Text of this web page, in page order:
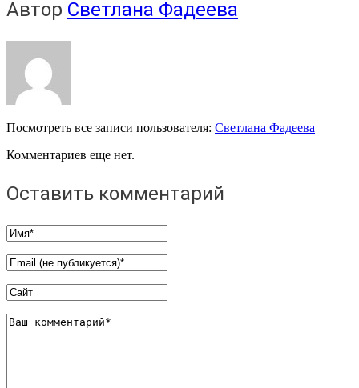
Автор Светлана Фадеева
Посмотреть все записи пользователя: Светлана Фадеева
Комментариев еще нет.
Оставить комментарий